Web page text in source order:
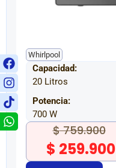
Whirlpool
Capacidad:
20 Litros
Potencia:
700 W
$759.900
$ 259.900